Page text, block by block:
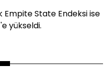
Empite State Endeksi ise
yükseldi.